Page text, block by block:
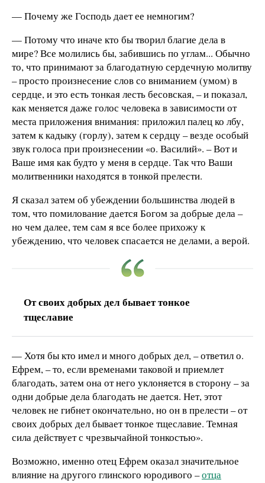
— Почему же Господь дает ее немногим?
— Потому что иначе кто бы творил благие дела в
мире? Все молились бы, забившись по углам... Обычно
то, что принимают за благодатную сердечную молитву
– просто произнесение слов со вниманием (умом) в
сердце, и это есть тонкая лесть бесовская, – и показал,
как меняется даже голос человека в зависимости от
места приложения внимания: приложил палец ко лбу,
затем к кадыку (горлу), затем к сердцу – везде особый
звук голоса при произнесении «о. Василий». – Вот и
Ваше имя как будто у меня в сердце. Так что Ваши
молитвенники находятся в тонкой прелести.
Я сказал затем об убеждении большинства людей в
том, что помилование дается Богом за добрые дела –
но чем далее, тем сам я все более прихожу к
убеждению, что человек спасается не делами, а верой.
От своих добрых дел бывает тонкое
тщеславие
— Хотя бы кто имел и много добрых дел, – ответил о.
Ефрем, – то, если временами таковой и приемлет
благодать, затем она от него уклоняется в сторону – за
одни добрые дела благодать не дается. Нет, этот
человек не гибнет окончательно, но он в прелести – от
своих добрых дел бывает тонкое тщеславие. Темная
сила действует с чрезвычайной тонкостью».
Возможно, именно отец Ефрем оказал значительное
влияние на другого глинского юродивого –отца